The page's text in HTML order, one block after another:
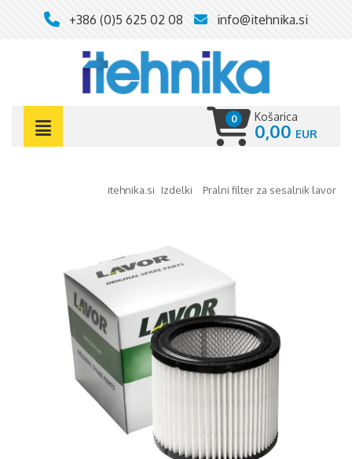
+386 (0)5 625 02 08 info@itehnika.si
Košarica
0
0,00
itehnika.si izdelki pralni filter za sesalnik lavor